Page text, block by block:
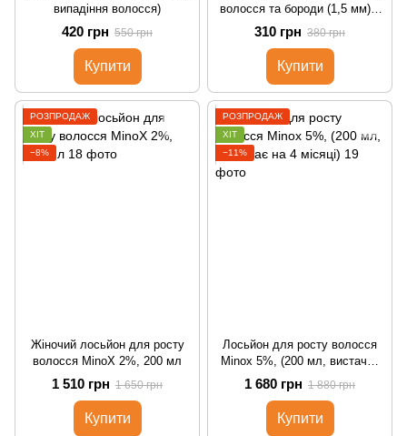
випадіння волосся)
420 грн 550 грн
Купити
волосся та бороди (1,5 мм) у
пластиковому футлярі
310 грн 380 грн
Купити
РОЗПРОДАЖ
ХІТ
−8%
Жіночий лосьйон для росту
волосся MinoX 2%, 200 мл
1 510 грн 1 650 грн
Купити
РОЗПРОДАЖ
ХІТ
−11%
Лосьйон для росту волосся
Minox 5%, (200 мл, вистачає
на 4 місяці)
1 680 грн 1 880 грн
Купити